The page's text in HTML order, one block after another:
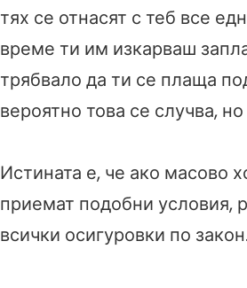
тях се отнасят с теб все
време ти им изкарваш
трябвало да ти се плаща
вероятно това се случва,
Истината е, че ако масово
приемат подобни условия,
всички осигуровки по закон.